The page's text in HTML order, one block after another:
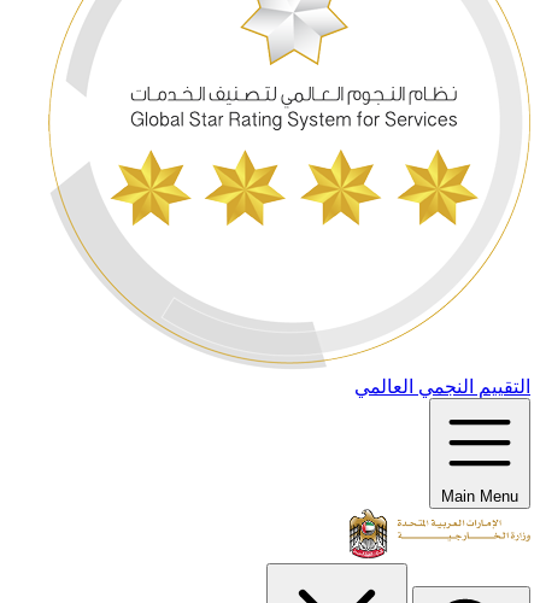
التقييم النجمي العالمي
Main Menu